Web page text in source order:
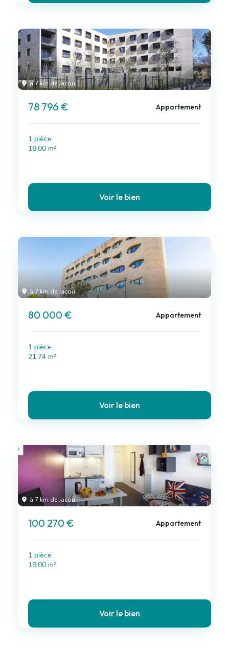
à 7 km de Jacou
78 796 € Appartement
1 pièce
18.00 m²
Voir le bien
à 7 km de Jacou
80 000 € Appartement
1 pièce
21.74 m²
Voir le bien
à 7 km de Jacou
100 270 € Appartement
1 pièce
19.00 m²
Voir le bien